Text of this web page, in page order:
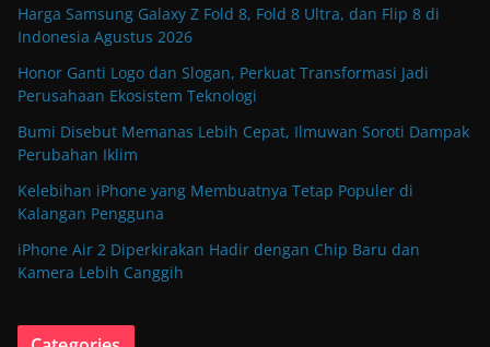
Harga Samsung Galaxy Z Fold 8, Fold 8 Ultra, dan Flip 8 di
Indonesia Agustus 2026
Honor Ganti Logo dan Slogan, Perkuat Transformasi Jadi
Perusahaan Ekosistem Teknologi
Bumi Disebut Memanas Lebih Cepat, Ilmuwan Soroti Dampak
Perubahan Iklim
Kelebihan iPhone yang Membuatnya Tetap Populer di
Kalangan Pengguna
iPhone Air 2 Diperkirakan Hadir dengan Chip Baru dan
Kamera Lebih Canggih